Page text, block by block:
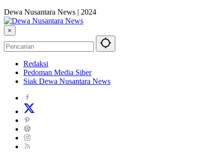
Dewa Nusantara News | 2024
×
Redaksi
Pedoman Media Siber
Siak Dewa Nusantara News